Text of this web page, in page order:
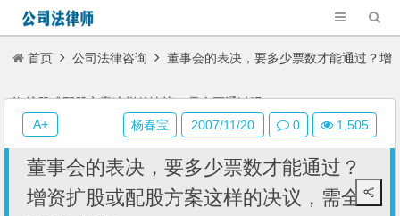
首页 公司法律咨询 董事会的表决，要多少票数才能通过？增
资扩股或配股方案这样的决议，需全票通过吗？
董事会的表决，要多少票数才能通过？
增资扩股或配股方案这样的决议，需全
杨春宝 2007/11/20 0 1,505
A+